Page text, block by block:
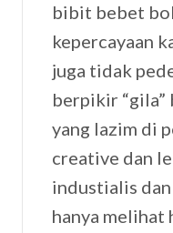
bibit bebet
kepercayaan
juga tidak
berpikir “gila”
yang lazim di
creative dan
industialis
hanya melihat